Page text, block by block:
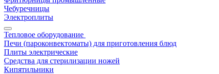
Чебуречницы
Электроплиты
Тепловое оборудование
Печи (пароконвектоматы) для приготовления блюд
Плиты электрические
Средства для стерилизации ножей
Кипятильники